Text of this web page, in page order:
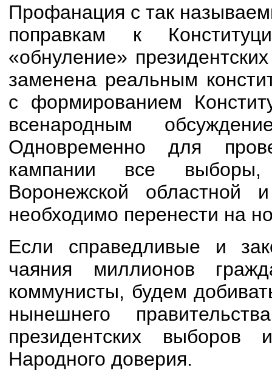
Профанация с так
поправкам к
«обнуление»
заменена реальным
с формированием
всенародным
Одновременно для
кампании все
Воронежской областной
необходимо перенести на
Если справедливые и
чаяния миллионов
коммунисты, будем
нынешнего
президентских выборов
Народного доверия.